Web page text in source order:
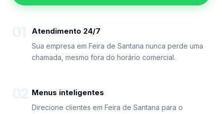
Atendimento 24/7
Sua empresa em Feira de Santana nunca perde uma
chamada, mesmo fora do horário comercial.
Menus inteligentes
Direcione clientes em Feira de Santana para o